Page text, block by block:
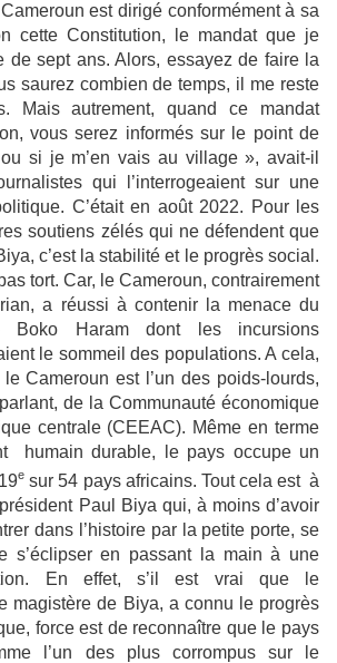
est dirigé conformément à sa
cette Constitution, le mandat que je
de sept ans. Alors, essayez de faire la
saurez combien de temps, il me reste
Mais autrement, quand ce mandat
vous serez informés sur le point de
si je m’en vais au village », avait-il
qui l’interrogeaient sur une
C’était en août 2022. Pour les
soutiens zélés qui ne défendent que
c’est la stabilité et le progrès social.
pas tort. Car, le Cameroun, contrairement
a réussi à contenir la menace du
Boko Haram dont les incursions
le sommeil des populations. A cela,
Cameroun est l’un des poids-lourds,
de la Communauté économique
centrale (CEEAC). Même en terme
humain durable, le pays occupe un
e sur 54 pays africains. Tout cela est à
Paul Biya qui, à moins d’avoir
dans l’histoire par la petite porte, se
s’éclipser en passant la main à une
En effet, s’il est vrai que le
magistère de Biya, a connu le progrès
force est de reconnaître que le pays
l’un des plus corrompus sur le